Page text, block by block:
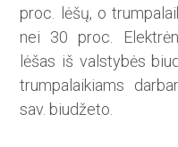
proc. lėšų, o
nei 30 proc.
lėšas iš valstybės
trumpalaikiams
sav. biudžeto.